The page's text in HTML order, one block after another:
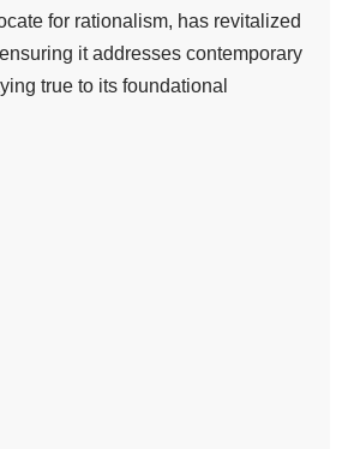
for rationalism, has revitalized
it addresses contemporary
true to its foundational